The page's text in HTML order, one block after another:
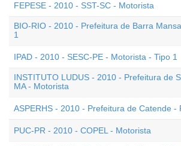
FEPESE - 2010 - SST-SC - Motorista
BIO-RIO - 2010 - Prefeitura de Barra
1
IPAD - 2010 - SESC-PE - Motorista - Tipo 1
INSTITUTO LUDUS - 2010 - Prefeitura de
MA - Motorista
ASPERHS - 2010 - Prefeitura de Catende -
PUC-PR - 2010 - COPEL - Motorista